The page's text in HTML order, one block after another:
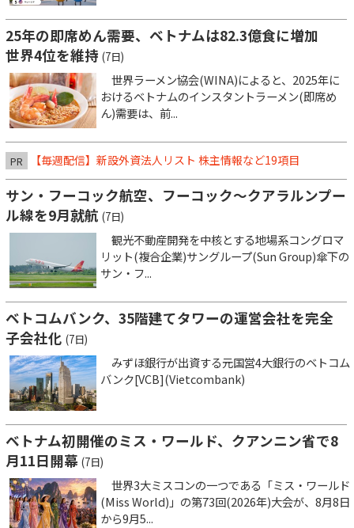
25年の即席めん需要、ベトナムは82.3億食に増加
世界4位を維持 (7日)
世界ラーメン協会(WINA)によると、2025年に
おけるベトナムのインスタントラーメン(即席め
ん)需要は、前...
PR 【毎週配信】新設外資法人リスト 株主情報など19項目
サン・フーコック航空、フーコック～クアラルンプー
ル線を9月就航 (7日)
観光不動産開発を中核とする地場系コングロマ
リット(複合企業)サングループ(Sun Group)傘下の
サン・フ...
ベトコムバンク、35階建てタワーの運営会社を完全
子会社化 (7日)
みずほ銀行が出資する元国営4大銀行のベトコム
バンク[VCB](Vietcombank)
ベトナム初開催のミス・ワールド、クアンニン省で8
月11日開幕 (7日)
世界3大ミスコンの一つである「ミス・ワールド
(Miss World)」の第73回(2026年)大会が、8月8日
から9月5...